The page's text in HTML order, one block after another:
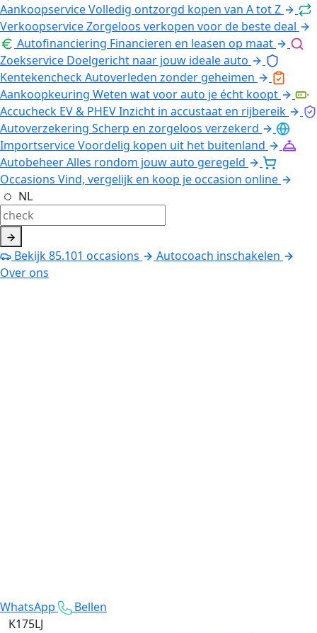
AankoopserviceVolledig ontzorgd kopen van A tot Z
VerkoopserviceZorgeloos verkopen voor de beste deal
Autofinanciering Financieren en leasen op maat
Zoekservice Doelgericht naar jouw ideale auto
KentekencheckAutoverleden zonder geheimen
Aankoopkeuring Weten wat voor auto je écht koopt
Accucheck EV & PHEVInzicht in accustaat en rijbereik
Autoverzekering Scherp en zorgeloos verzekerd
ImportserviceVoordelig kopen uit het buitenland
AutobeheerAlles rondom jouw auto geregeld
Occasions Vind, vergelijk en koop je occasion online
NL
Bekijk85.101 occasions
Autocoach inschakelen
Over ons
WhatsApp
Bellen
K175LJ